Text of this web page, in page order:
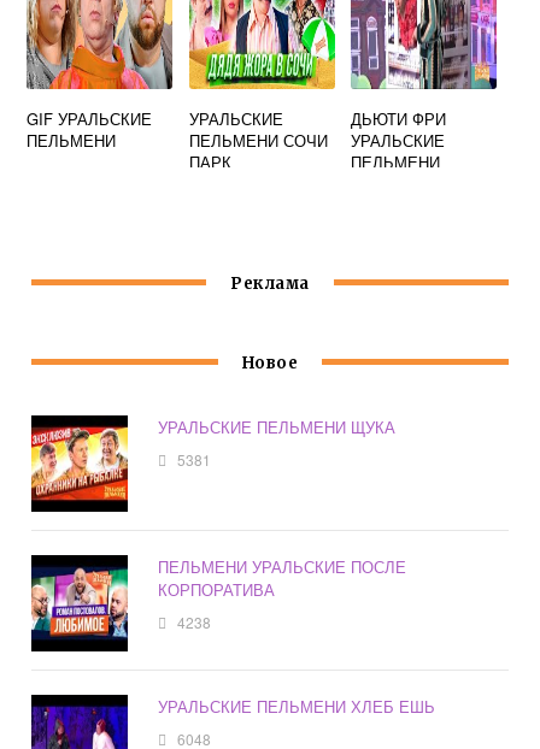
GIF УРАЛЬСКИЕ
ПЕЛЬМЕНИ
УРАЛЬСКИЕ
ПЕЛЬМЕНИ СОЧИ
ПАРК
ДЬЮТИ ФРИ
УРАЛЬСКИЕ
ПЕЛЬМЕНИ
Реклама
Новое
УРАЛЬСКИЕ ПЕЛЬМЕНИ ЩУКА
5381
ПЕЛЬМЕНИ УРАЛЬСКИЕ ПОСЛЕ
КОРПОРАТИВА
4238
УРАЛЬСКИЕ ПЕЛЬМЕНИ ХЛЕБ ЕШЬ
6048